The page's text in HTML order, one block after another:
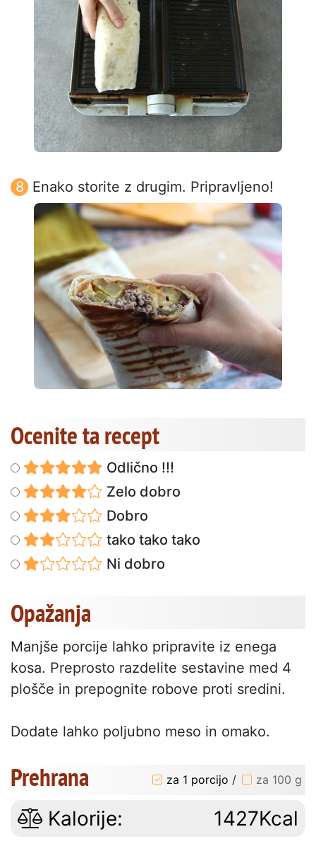
Enako storite z drugim. Pripravljeno!
Ocenite ta recept
Odlično !!!
Zelo dobro
Dobro
tako tako tako
Ni dobro
Opažanja
Manjše porcije lahko pripravite iz enega
kosa. Preprosto razdelite sestavine med 4
plošče in prepognite robove proti sredini.
Dodate lahko poljubno meso in omako.
Prehrana za 1 porcijo / za 100 g
Kalorije: 1427Kcal